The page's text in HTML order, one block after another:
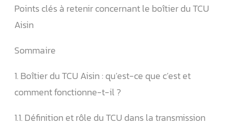
Points clés à retenir concernant le boîtier du TCU
Aisin
Sommaire
1. Boîtier du TCU Aisin : qu’est-ce que c’est et
comment fonctionne-t-il ?
1.1. Définition et rôle du TCU dans la transmission